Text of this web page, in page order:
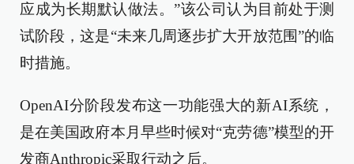
应成为长期默认做法。”该公司认为目前处于测
试阶段，这是“未来几周逐步扩大开放范围”的临
时措施。
OpenAI分阶段发布这一功能强大的新AI系统，
是在美国政府本月早些时候对“克劳德”模型的开
发商Anthropic采取行动之后。